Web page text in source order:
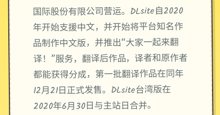
国际股份有限公司营运。DLsite自2020
年开始支援中文，并开始将平台知名作
品制作中文版，并推出“大家一起来翻
译！”服务，翻译后作品，译者和原作者
都能获得分成，第一批翻译作品在同年
12月21日正式发售。DLsite台湾版在
2020年6月30日与主站日合并。